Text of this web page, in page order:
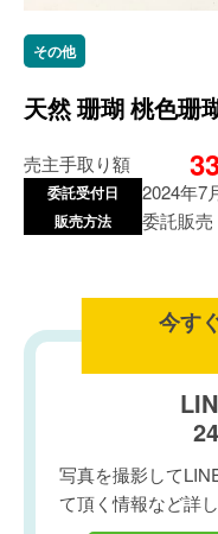
その他
天然 珊瑚 桃色珊
売主手取り額
委託受付日 2024年7
販売方法 委託販売
今す
写真を撮影して
て頂く情報など詳